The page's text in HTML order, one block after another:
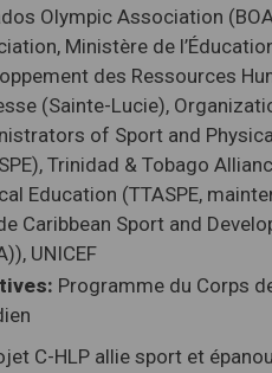
Olympic Association
Ministère de
des Ressources
(Sainte-Lucie),
of Sport and
Trinidad & Tobago
Education (TTASPE,
Caribbean Sport and
UNICEF
Programme du Corps
C-HLP allie sport et